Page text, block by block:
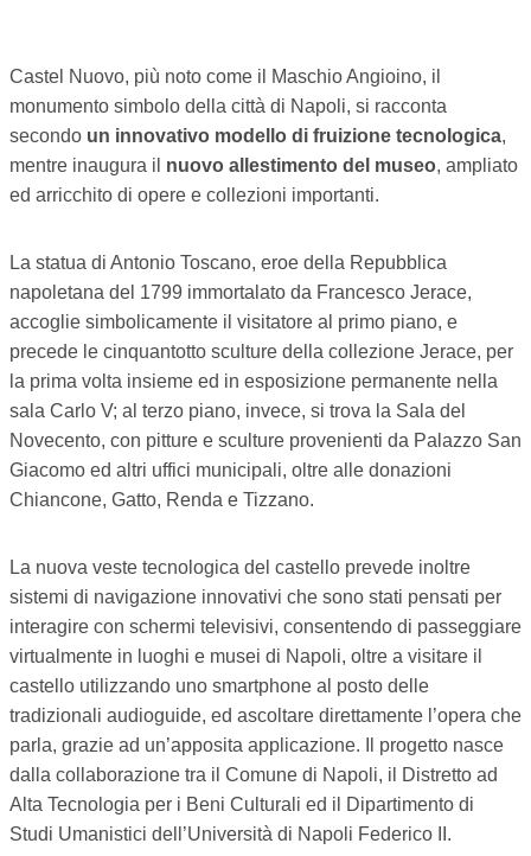
CULTURA
PARI OPPORTUNITÀ
WELFARE
SALUTE
PSICOLOGIA
Castel Nuovo, più noto come il Maschio Angioino, il
monumento simbolo della città di Napoli, si racconta
secondo un innovativo modello di fruizione tecnologica,
mentre inaugura il nuovo allestimento del museo, ampliato
ed arricchito di opere e collezioni importanti.
La statua di Antonio Toscano, eroe della Repubblica
napoletana del 1799 immortalato da Francesco Jerace,
accoglie simbolicamente il visitatore al primo piano, e
precede le cinquantotto sculture della collezione Jerace, per
la prima volta insieme ed in esposizione permanente nella
sala Carlo V; al terzo piano, invece, si trova la Sala del
Novecento, con pitture e sculture provenienti da Palazzo San
Giacomo ed altri uffici municipali, oltre alle donazioni
Chiancone, Gatto, Renda e Tizzano.
La nuova veste tecnologica del castello prevede inoltre
sistemi di navigazione innovativi che sono stati pensati per
interagire con schermi televisivi, consentendo di passeggiare
virtualmente in luoghi e musei di Napoli, oltre a visitare il
castello utilizzando uno smartphone al posto delle
tradizionali audioguide, ed ascoltare direttamente l’opera che
parla, grazie ad un’apposita applicazione. Il progetto nasce
dalla collaborazione tra il Comune di Napoli, il Distretto ad
Alta Tecnologia per i Beni Culturali ed il Dipartimento di
Studi Umanistici dell’Università di Napoli Federico II.